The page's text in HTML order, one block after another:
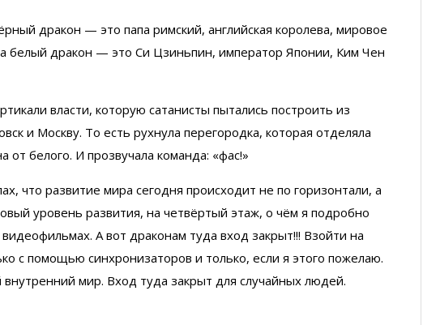
дракон — это папа римский, английская королева, мировое
а белый дракон — это Си Цзиньпин, император Японии, Ким Чен
власти, которую сатанисты пытались построить из
и Москву. То есть рухнула перегородка, которая отделяла
от белого. И прозвучала команда: «фас!»
что развитие мира сегодня происходит не по горизонтали, а
уровень развития, на четвёртый этаж, о чём я подробно
видеофильмах. А вот драконам туда вход закрыт!!! Взойти на
с помощью синхронизаторов и только, если я этого пожелаю.
мир. Вход туда закрыт для случайных людей.